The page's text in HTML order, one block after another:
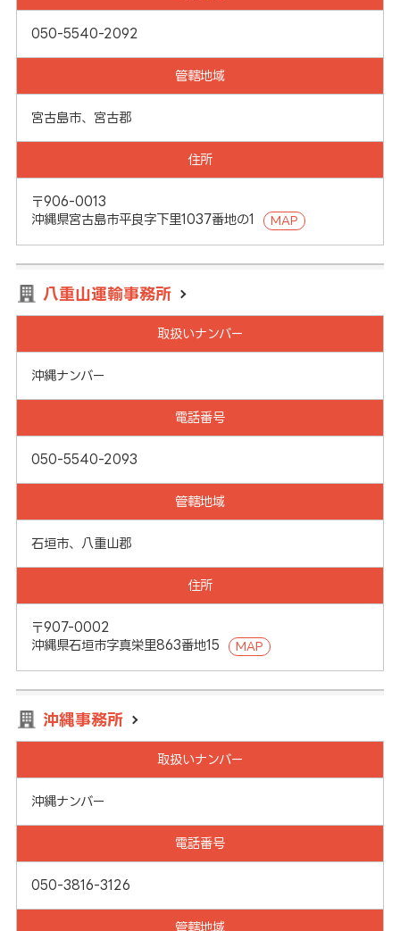
050-5540-2092
管轄地域
宮古島市、宮古郡
住所
〒906-0013
沖縄県宮古島市平良字下里1037番地の1
MAP
八重山運輸事務所
取扱いナンバー
沖縄ナンバー
電話番号
050-5540-2093
管轄地域
石垣市、八重山郡
住所
〒907-0002
沖縄県石垣市字真栄里863番地15
MAP
沖縄事務所
取扱いナンバー
沖縄ナンバー
電話番号
050-3816-3126
管轄地域